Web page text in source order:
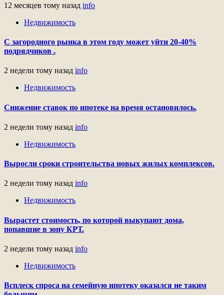
12 месяцев тому назад info
Недвижимость
С загородного рынка в этом году может уйти 20-40%
подрядчиков .
2 недели тому назад info
Недвижимость
Снижение ставок по ипотеке на время остановилось.
2 недели тому назад info
Недвижимость
Выросли сроки строительства новых жилых комплексов.
2 недели тому назад info
Недвижимость
Вырастет стоимость, по которой выкупают дома,
попавшие в зону КРТ.
2 недели тому назад info
Недвижимость
Всплеск спроса на семейную ипотеку оказался не таким